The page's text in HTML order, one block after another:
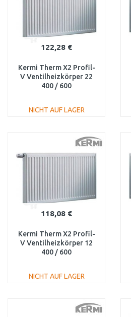
122,28 €
Kermi Therm X2 Profil-
V Ventilheizkörper 22
400 / 600
NICHT AUF LAGER
118,08 €
Kermi Therm X2 Profil-
V Ventilheizkörper 12
400 / 600
NICHT AUF LAGER